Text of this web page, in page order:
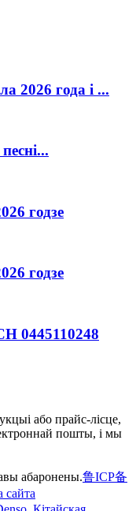
2026 года і ...
годзе
годзе
0445110248
або прайс-лісце,
пошты, і мы
абаронены.鲁ICP备
сайта